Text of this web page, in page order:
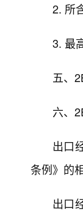
2. 所
3. 最
五、
六、
出口
条例》的
出口